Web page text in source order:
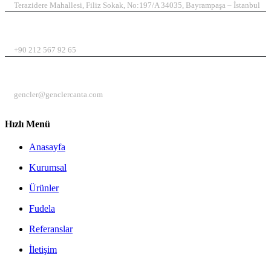
Terazidere Mahallesi, Filiz Sokak, No:197/A 34035, Bayrampaşa – İstanbul
+90 212 567 92 65
gencler@genclercanta.com
Hızlı Menü
Anasayfa
Kurumsal
Ürünler
Fudela
Referanslar
İletişim